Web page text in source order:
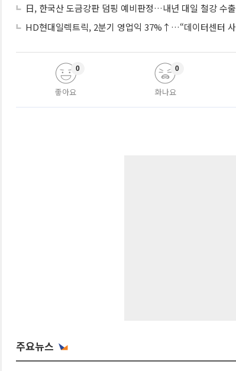
日, 한국산 도금강판 덤핑 예비판정…내년 대일 철강 수출
HD현대일렉트릭, 2분기 영업익 37%↑…“데이터센터
좋아요
0
화나요
0
주요뉴스